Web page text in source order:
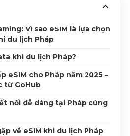
Vì sao eSIM là lựa chọn
du lịch Pháp
khi du lịch Pháp?
eSIM cho Pháp năm 2025 –
từ GoHub
nối dễ dàng tại Pháp cùng
về eSIM khi du lịch Pháp